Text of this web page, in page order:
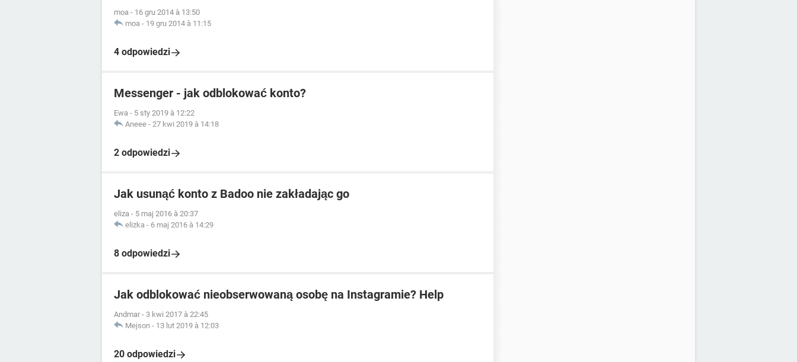
moa - 16 gru 2014 à 13:50
moa - 19 gru 2014 à 11:15
4 odpowiedzi
Messenger - jak odblokować konto?
Ewa - 5 sty 2019 à 12:22
Aneee - 27 kwi 2019 à 14:18
2 odpowiedzi
Jak usunąć konto z Badoo nie zakładając go
eliza - 5 maj 2016 à 20:37
elizka - 6 maj 2016 à 14:29
8 odpowiedzi
Jak odblokować nieobserwowaną osobę na Instagramie? Help
Andmar - 3 kwi 2017 à 22:45
Mejson - 13 lut 2019 à 12:03
20 odpowiedzi